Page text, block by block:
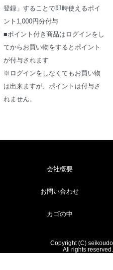
登録」することで即時使えるポイ
ント1,000円分付与
■ポイント付き商品はログインをし
てからお買い物をするとポイント
が付与されます
※ログインをしなくてもお買い物
は出来ますが、ポイントは付与さ
れません。
会社概要
お問い合わせ
カゴの中
Copyright (C) seikoudo
All rights reserved.